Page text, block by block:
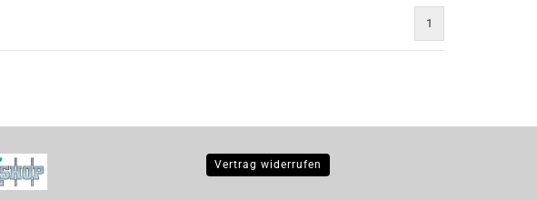
1
Vertrag widerrufen